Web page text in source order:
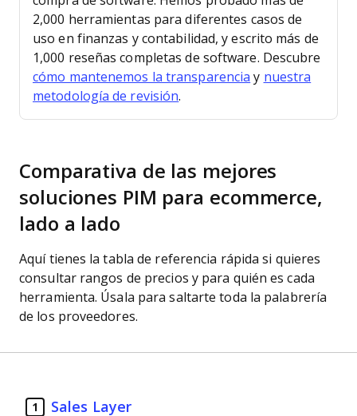
2,000 herramientas para diferentes casos de
uso en finanzas y contabilidad, y escrito más de
1,000 reseñas completas de software. Descubre
cómo mantenemos la transparencia y nuestra
metodología de revisión.
Comparativa de las mejores
soluciones PIM para ecommerce,
lado a lado
Aquí tienes la tabla de referencia rápida si quieres
consultar rangos de precios y para quién es cada
herramienta. Úsala para saltarte toda la palabrería
de los proveedores.
1 Sales Layer